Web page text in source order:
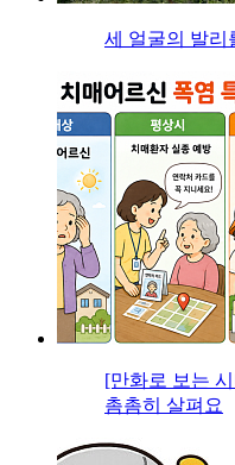
세 얼굴의 발리
[만화로 보는
촘촘히 살펴요